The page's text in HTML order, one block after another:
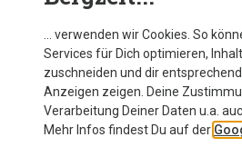
… verwenden wir Cookies. So
Services für Dich optimieren,
zuschneiden und dir
Anzeigen zeigen. Deine
Verarbeitung Deiner Daten u.a.
Mehr Infos findest Du auf der